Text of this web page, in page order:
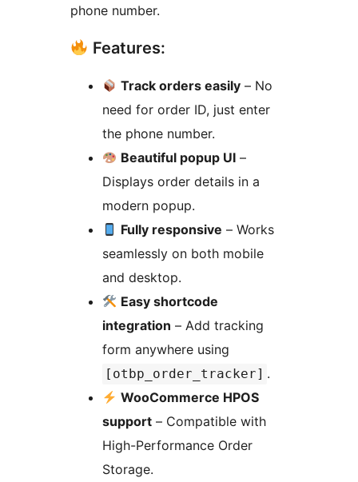
phone number.
Features:
Track orders easily – No
need for order ID, just enter
the phone number.
Beautiful popup UI –
Displays order details in a
modern popup.
Fully responsive – Works
seamlessly on both mobile
and desktop.
Easy shortcode
integration – Add tracking
form anywhere using
[otbp_order_tracker] .
WooCommerce HPOS
support – Compatible with
High-Performance Order
Storage.